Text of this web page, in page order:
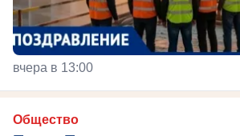
вчера в 13:00
Общество